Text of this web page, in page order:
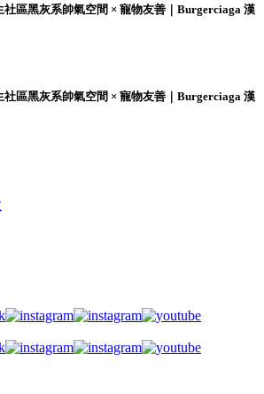
社區黑灰系帥氣空間 × 寵物友善｜Burgerciaga 漢
社區黑灰系帥氣空間 × 寵物友善｜Burgerciaga 漢